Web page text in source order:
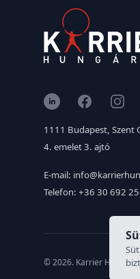
LinkedInFacebook
1111 Budapest, Szent
4. emelet 3. ajtó
E-mail:
Telefon: +36 30 692
© 2026. Karrier